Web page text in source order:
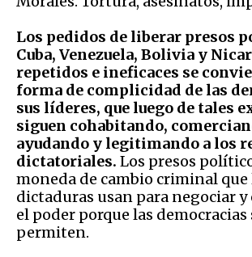
Los pedidos de liberar presos
Cuba, Venezuela, Bolivia y
repetidos e ineficaces se
forma de complicidad de las
sus líderes, que luego de tales
siguen cohabitando,
ayudando y legitimando a los
dictatoriales. Los presos
moneda de cambio criminal que
dictaduras usan para negociar
el poder porque las democracias
permiten.